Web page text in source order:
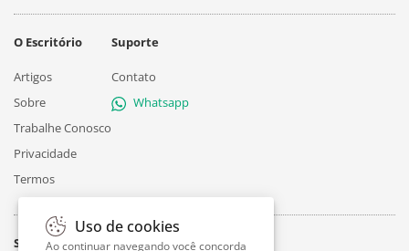
O Escritório
Artigos
Sobre
Trabalhe Conosco
Privacidade
Termos
Suporte
Contato
Whatsapp
Siga
Uso de cookies
Ao continuar navegando você concorda